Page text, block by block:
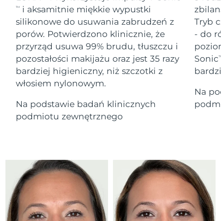
TM
i aksamitnie miękkie wypustki
silikonowe do usuwania zabrudzeń z
porów. Potwierdzono klinicznie, że
przyrząd usuwa 99% brudu, tłuszczu i
pozostałości makijażu oraz jest 35 razy
bardziej higieniczny, niż szczotki z
włosiem nylonowym.
Na podstawie badań klinicznych
podmiotu zewnętrznego
Tryb
- do
Sonic
Na
All revitalizing eye massagers
Advanced pore care essentials
Serum
For healthy hair
issa™ Teeth Whitening Gel
18% PAP
Kosmetyki Mężczyźni
Kupuj
Gibraltar
8/13/26
Grecja
Oczekiwany czas dostawy
8/9/26
SRA Hongkong
(Chiny)
Oczekiwany czas dostawy
8/10/26
Oczekiwany czas dostawy
Irlandia
Oczekiwany czas dostawy
8/9/26
Wyspa Man
Oczekiwany czas dostawy
8/11/26